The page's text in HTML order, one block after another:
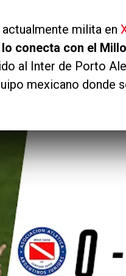
milita en
conecta con el
al Inter de Porto
mexicano donde